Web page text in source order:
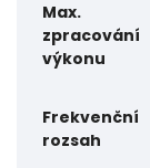
Max.
zpracování
výkonu
Frekvenční
rozsah